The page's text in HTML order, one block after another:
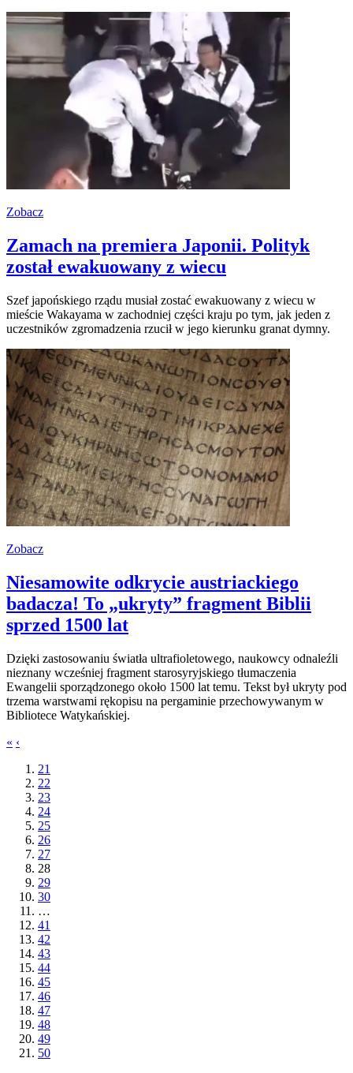
Zobacz
Zamach na premiera Japonii. Polityk
został ewakuowany z wiecu
Szef japońskiego rządu musiał zostać ewakuowany z wiecu w
mieście Wakayama w zachodniej części kraju po tym, jak jeden z
uczestników zgromadzenia rzucił w jego kierunku granat dymny.
Zobacz
Niesamowite odkrycie austriackiego
badacza! To „ukryty” fragment Biblii
sprzed 1500 lat
Dzięki zastosowaniu światła ultrafioletowego, naukowcy odnaleźli
nieznany wcześniej fragment starosyryjskiego tłumaczenia
Ewangelii sporządzonego około 1500 lat temu. Tekst był ukryty pod
trzema warstwami rękopisu na pergaminie przechowywanym w
Bibliotece Watykańskiej.
« ‹
21
22
23
24
25
26
27
28
29
30
…
41
42
43
44
45
46
47
48
49
50